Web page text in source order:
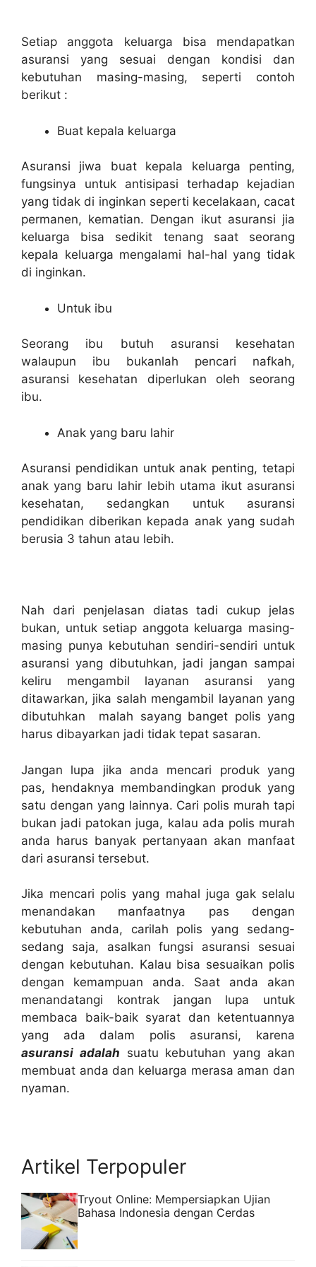
Setiap anggota keluarga bisa mendapatkan
asuransi yang sesuai dengan kondisi dan
kebutuhan masing-masing, seperti contoh
berikut :
Buat kepala keluarga
Asuransi jiwa buat kepala keluarga penting,
fungsinya untuk antisipasi terhadap kejadian
yang tidak di inginkan seperti kecelakaan, cacat
permanen, kematian. Dengan ikut asuransi jia
keluarga bisa sedikit tenang saat seorang
kepala keluarga mengalami hal-hal yang tidak
di inginkan.
Untuk ibu
Seorang ibu butuh asuransi kesehatan
walaupun ibu bukanlah pencari nafkah,
asuransi kesehatan diperlukan oleh seorang
ibu.
Anak yang baru lahir
Asuransi pendidikan untuk anak penting, tetapi
anak yang baru lahir lebih utama ikut asuransi
kesehatan, sedangkan untuk asuransi
pendidikan diberikan kepada anak yang sudah
berusia 3 tahun atau lebih.
Nah dari penjelasan diatas tadi cukup jelas
bukan, untuk setiap anggota keluarga masing-
masing punya kebutuhan sendiri-sendiri untuk
asuransi yang dibutuhkan, jadi jangan sampai
keliru mengambil layanan asuransi yang
ditawarkan, jika salah mengambil layanan yang
dibutuhkan malah sayang banget polis yang
harus dibayarkan jadi tidak tepat sasaran.
Jangan lupa jika anda mencari produk yang
pas, hendaknya membandingkan produk yang
satu dengan yang lainnya. Cari polis murah tapi
bukan jadi patokan juga, kalau ada polis murah
anda harus banyak pertanyaan akan manfaat
dari asuransi tersebut.
Jika mencari polis yang mahal juga gak selalu
menandakan manfaatnya pas dengan
kebutuhan anda, carilah polis yang sedang-
sedang saja, asalkan fungsi asuransi sesuai
dengan kebutuhan. Kalau bisa sesuaikan polis
dengan kemampuan anda. Saat anda akan
menandatangi kontrak jangan lupa untuk
membaca baik-baik syarat dan ketentuannya
yang ada dalam polis asuransi, karena
asuransi adalah suatu kebutuhan yang akan
membuat anda dan keluarga merasa aman dan
nyaman.
Artikel Terpopuler
Tryout Online: Mempersiapkan Ujian
Bahasa Indonesia dengan Cerdas